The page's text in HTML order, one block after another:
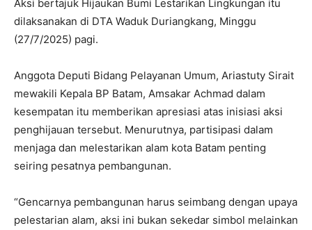
Aksi bertajuk Hijaukan Bumi Lestarikan Lingkungan itu
dilaksanakan di DTA Waduk Duriangkang, Minggu
(27/7/2025) pagi.
Anggota Deputi Bidang Pelayanan Umum, Ariastuty Sirait
mewakili Kepala BP Batam, Amsakar Achmad dalam
kesempatan itu memberikan apresiasi atas inisiasi aksi
penghijauan tersebut. Menurutnya, partisipasi dalam
menjaga dan melestarikan alam kota Batam penting
seiring pesatnya pembangunan.
“Gencarnya pembangunan harus seimbang dengan upaya
pelestarian alam, aksi ini bukan sekedar simbol melainkan